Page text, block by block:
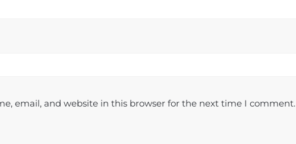
email, and website in this browser for the next time I comment.